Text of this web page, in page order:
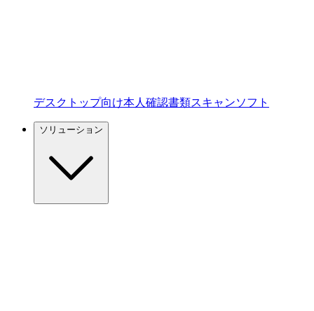
デスクトップ向け本人確認書類スキャンソフト
ソリューション